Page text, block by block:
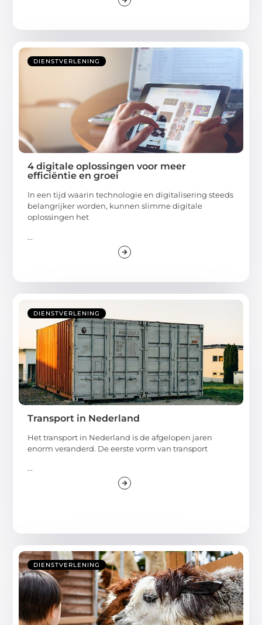
DIENSTVERLENING
4 digitale oplossingen voor meer
efficiëntie en groei
In een tijd waarin technologie en digitalisering steeds
belangrijker worden, kunnen slimme digitale
oplossingen het
...
DIENSTVERLENING
Transport in Nederland
Het transport in Nederland is de afgelopen jaren
enorm veranderd. De eerste vorm van transport
...
DIENSTVERLENING